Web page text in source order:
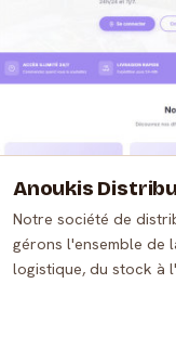
Anoukis
Notre société de
gérons l'ensemble de
logistique, du stock à